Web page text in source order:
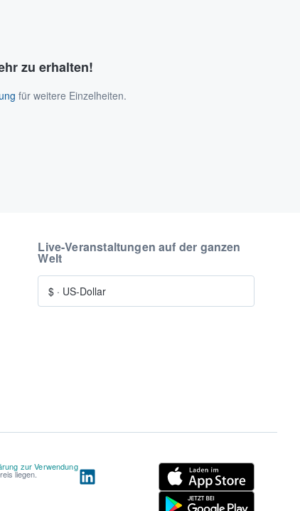
zu erhalten!
für weitere Einzelheiten.
Live-Veranstaltungen auf der ganzen
Welt
$ · US-Dollar
zur Verwendung
liegen.